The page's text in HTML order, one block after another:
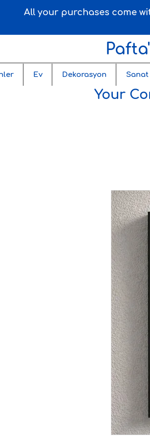
All your purchases come
Ev Dekorasyon Sanat
Your